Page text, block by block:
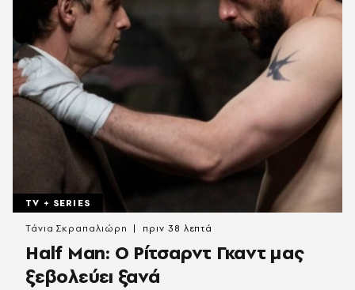
TV + SERIES
Half Man: Ο Ρίτσαρντ Γκαντ μας
ξεβολεύει ξανά
Τάνια Σκραπαλιώρη πριν 38 λεπτά